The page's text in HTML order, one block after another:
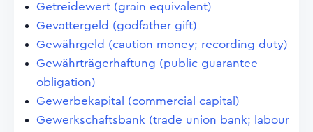
Getreidewert (grain equivalent)
Gevattergeld (godfather gift)
Gewährgeld (caution money; recording duty)
Gewährträgerhaftung (public guarantee
obligation)
Gewerbekapital (commercial capital)
Gewerkschaftsbank (trade union bank; labour